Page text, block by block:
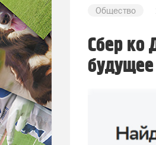
Общество
Сбер ко
будущее